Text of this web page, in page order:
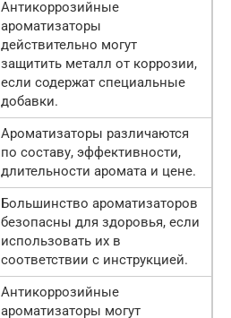
Антикоррозийные
ароматизаторы
действительно могут
защитить металл от коррозии,
если содержат специальные
добавки.
Ароматизаторы различаются
по составу, эффективности,
длительности аромата и цене.
Большинство ароматизаторов
безопасны для здоровья, если
использовать их в
соответствии с инструкцией.
Антикоррозийные
ароматизаторы могут